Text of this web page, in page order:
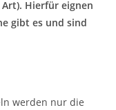
Hierfür eignen
gibt es und sind
werden nur die